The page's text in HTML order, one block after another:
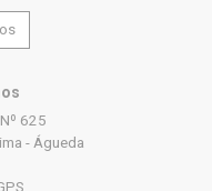
625
- Águeda